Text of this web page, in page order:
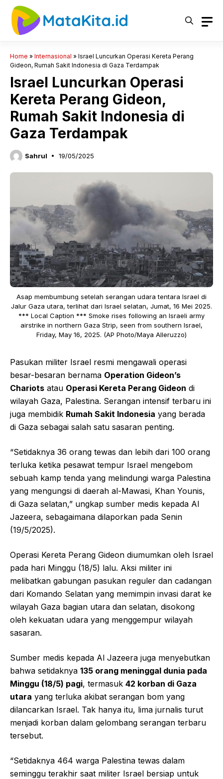
Langsung
Home » Internasional » Israel Luncurkan Operasi Kereta Perang
Gideon, Rumah Sakit Indonesia di Gaza Terdampak
Israel Luncurkan Operasi
Kereta Perang Gideon,
Rumah Sakit Indonesia di
Gaza Terdampak
Sahrul 19/05/2025
Asap membumbung setelah serangan udara tentara Israel di
Jalur Gaza utara, terlihat dari Israel selatan, Jumat, 16 Mei 2025.
*** Local Caption *** Smoke rises following an Israeli army
airstrike in northern Gaza Strip, seen from southern Israel,
Friday, May 16, 2025. (AP Photo/Maya Alleruzzo)
Pasukan militer Israel resmi mengawali operasi
besar-besaran bernama Operation Gideon’s
Chariots atau Operasi Kereta Perang Gideon di
wilayah Gaza, Palestina. Serangan intensif terbaru ini
juga membidik Rumah Sakit Indonesia yang berada
di Gaza sebagai salah satu sasaran penting.
“Setidaknya 36 orang tewas dan lebih dari 100 orang
terluka ketika pesawat tempur Israel mengebom
sebuah kamp tenda yang melindungi warga Palestina
yang mengungsi di daerah al-Mawasi, Khan Younis,
di Gaza selatan,” ungkap sumber medis kepada Al
Jazeera, sebagaimana dilaporkan pada Senin
(19/5/2025).
Operasi Kereta Perang Gideon diumumkan oleh Israel
pada hari Minggu (18/5) lalu. Aksi militer ini
melibatkan gabungan pasukan reguler dan cadangan
dari Komando Selatan yang memimpin invasi darat ke
wilayah Gaza bagian utara dan selatan, disokong
oleh kekuatan udara yang menggempur wilayah
sasaran.
Sumber medis kepada Al Jazeera juga menyebutkan
bahwa setidaknya 135 orang meninggal dunia pada
Minggu (18/5) pagi, termasuk 42 korban di Gaza
utara yang terluka akibat serangan bom yang
dilancarkan Israel. Tak hanya itu, lima jurnalis turut
menjadi korban dalam gelombang serangan terbaru
tersebut.
“Setidaknya 464 warga Palestina tewas dalam
seminggu terakhir saat militer Israel bersiap untuk